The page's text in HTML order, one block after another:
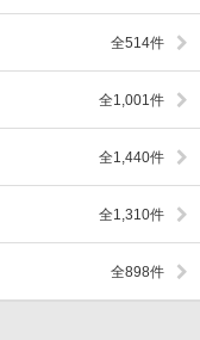
全514件
全1,001件
全1,440件
全1,310件
全898件